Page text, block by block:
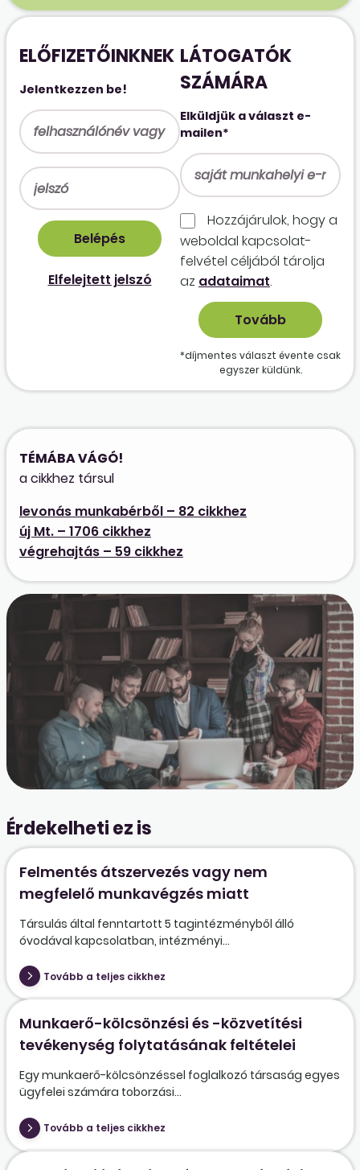
ELŐFIZETŐINKNEK
Jelentkezzen be!
Elfelejtett jelszó
LÁTOGATÓK
SZÁMÁRA
Elküldjük a választ e-
mailen*
Hozzájárulok, hogy a
weboldal kapcso­lat­
felvétel céljából tárolja
az adataimat.
*díjmentes választ évente csak
egyszer küldünk.
TÉMÁBA VÁGÓ!
a cikkhez társul
levonás munkabérből – 82 cikkhez
új Mt. – 1706 cikkhez
végrehajtás – 59 cikkhez
Érdekelheti ez is
Felmentés átszervezés vagy nem
megfelelő munkavégzés miatt
Társulás által fenntartott 5 tagintézményből álló
óvodával kapcsolatban, intézményi...
Tovább a teljes cikkhez
Munkaerő-kölcsönzési és -közvetítési
tevékenység folytatásának feltételei
Egy munkaerő-kölcsönzéssel foglalkozó társaság egyes
ügyfelei számára toborzási...
Tovább a teljes cikkhez